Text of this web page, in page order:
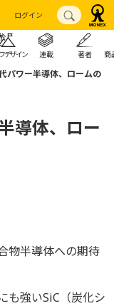
ログイン
デザイン 連載 著者 商
パワー半導体、ロームの
導体、ロー
物半導体への期待
も強いSiC（炭化シ